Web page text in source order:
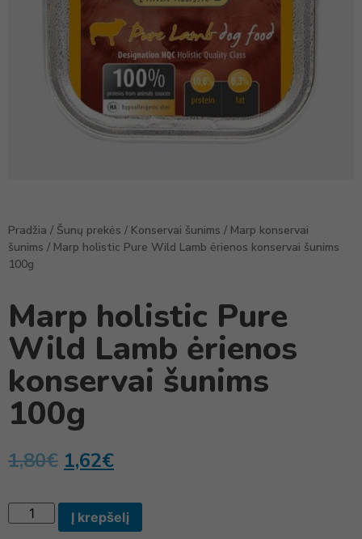
Pradžia / Šunų prekės / Konservai šunims / Marp konservai
šunims / Marp holistic Pure Wild Lamb ėrienos konservai šunims
100g
Marp holistic Pure
Wild Lamb ėrienos
konservai šunims
100g
1,80€ 1,62€
Į krepšelį